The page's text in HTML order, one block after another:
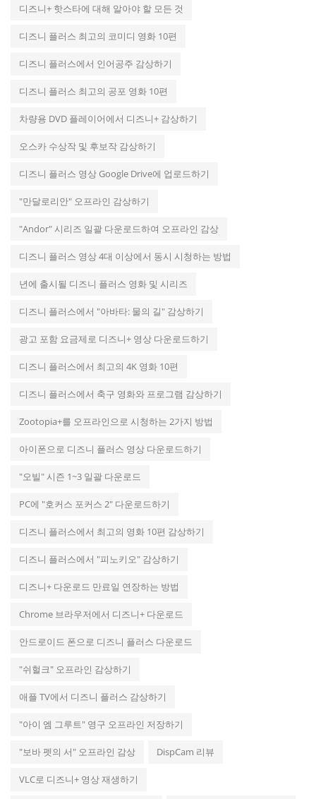
디즈니+ 핫스타에 대해 알아야 할 모든 것
디즈니 플러스 최고의 코미디 영화 10편
디즈니 플러스에서 인어공주 감상하기
디즈니 플러스 최고의 공포 영화 10편
차량용 DVD 플레이어에서 디즈니+ 감상하기
오스카 수상작 및 후보작 감상하기
디즈니 플러스 영상 Google Drive에 업로드하기
"만달로리안" 오프라인 감상하기
"Andor" 시리즈 일괄 다운로드하여 오프라인 감상
디즈니 플러스 영상 4대 이상에서 동시 시청하는 방법
년에 출시될 디즈니 플러스 영화 및 시리즈
디즈니 플러스에서 "아바타: 물의 길" 감상하기
광고 포함 요금제로 디즈니+ 영상 다운로드하기
디즈니 플러스에서 최고의 4K 영화 10편
디즈니 플러스에서 축구 영화와 프로그램 감상하기
Zootopia+를 오프라인으로 시청하는 2가지 방법
아이폰으로 디즈니 플러스 영상 다운로드하기
"오빌" 시즌 1~3 일괄 다운로드
PC에 "호커스 포커스 2" 다운로드하기
디즈니 플러스에서 최고의 영화 10편 감상하기
디즈니 플러스에서 "피노키오" 감상하기
디즈니+ 다운로드 만료일 연장하는 방법
Chrome 브라우저에서 디즈니+ 다운로드
안드로이드 폰으로 디즈니 플러스 다운로드
"쉬헐크" 오프라인 감상하기
애플 TV에서 디즈니 플러스 감상하기
"아이 엠 그루트" 영구 오프라인 저장하기
"보바 펫의 서" 오프라인 감상 DispCam 리뷰
VLC로 디즈니+ 영상 재생하기